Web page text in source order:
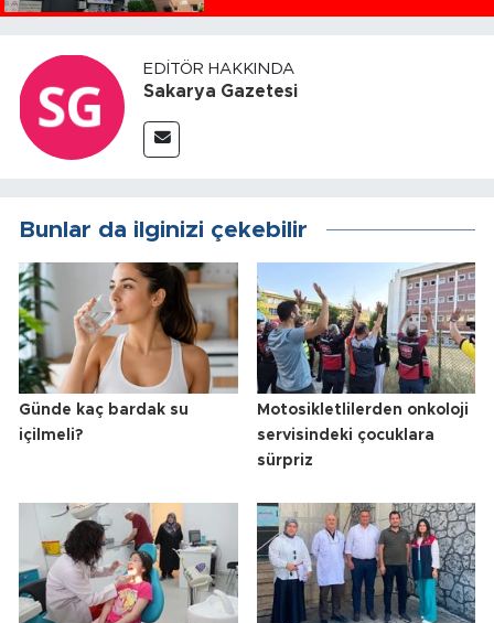
EDITÖR HAKKINDA
Sakarya Gazetesi
Bunlar da ilginizi çekebilir
Günde kaç bardak su
içilmeli?
Motosikletlilerden onkoloji
servisindeki çocuklara
sürpriz